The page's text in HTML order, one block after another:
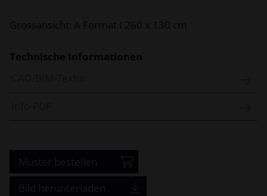
Grossansicht: A Format I 260 x 130 cm
Technische Informationen
Muster bestellen
Bild herunterladen